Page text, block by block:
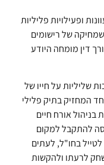
ופעילויות פליליות
של רישומים
דין מומחה היודע
שליליות על חייו של
המחזיק בתיק פלילי
אורח חיים
להתקבל למקום
בחו"ל, לעתים
לרעתו ולהקשות